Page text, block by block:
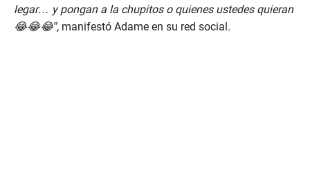
legar… y pongan a la chupitos o quienes ustedes quieran
😂😂😂”, manifestó Adame en su red social.